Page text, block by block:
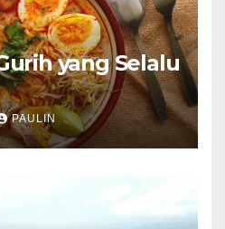
yang Selalu
PAULIN